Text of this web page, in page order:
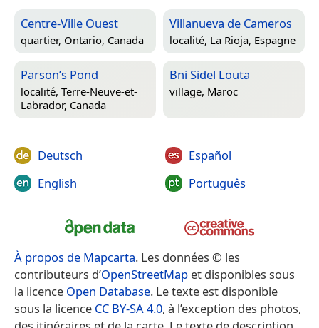
Centre-Ville Ouest
quartier, Ontario, Canada
Villanueva de Cameros
localité, La Rioja, Espagne
Parson’s Pond
localité, Terre-Neuve-et-
Labrador, Canada
Bni Sidel Louta
village, Maroc
Deutsch
English
Español
Português
À propos de Mapcarta. Les données © les
contributeurs d’OpenStreetMap et disponibles sous
la licence Open Database. Le texte est disponible
sous la licence CC BY-SA 4.0, à l’exception des photos,